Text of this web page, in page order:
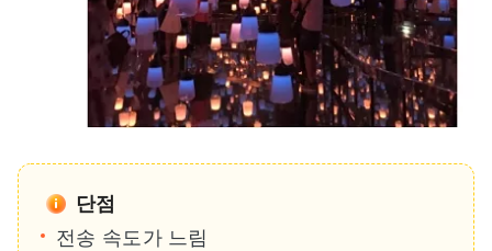
단점
전송 속도가 느림